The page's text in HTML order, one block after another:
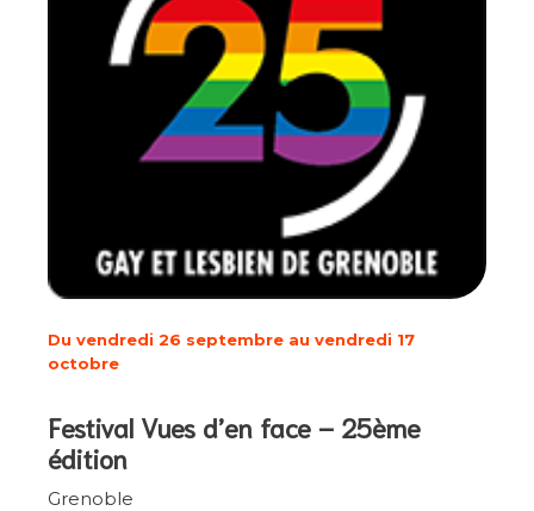
Du vendredi 26 septembre au vendredi 17
octobre
Festival Vues d’en face – 25ème
édition
Grenoble